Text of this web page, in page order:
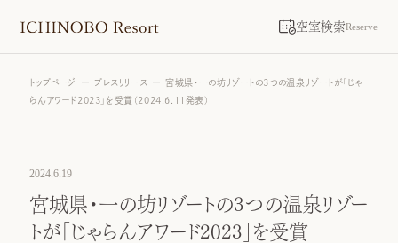
空室検索Reserve
トップページ プレスリリース
宮城県・一の坊リゾートの3つの温泉リゾートが「じゃ
らんアワード2023」を受賞（2024.6.11発表）
2024.6.19
宮城県・一の坊リゾートの3つの温泉リゾー
トが「じゃらんアワード2023」を受賞